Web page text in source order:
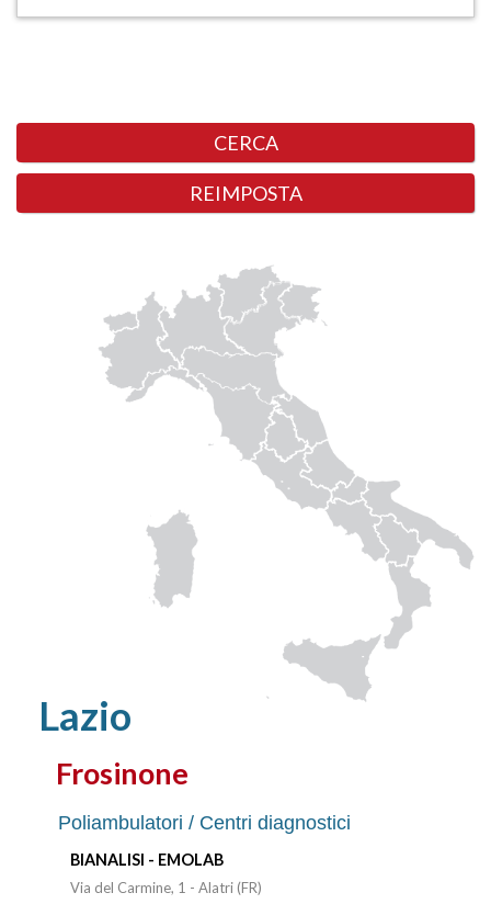
Lazio
Frosinone
Poliambulatori / Centri diagnostici
BIANALISI - EMOLAB
Via del Carmine, 1 - Alatri (FR)